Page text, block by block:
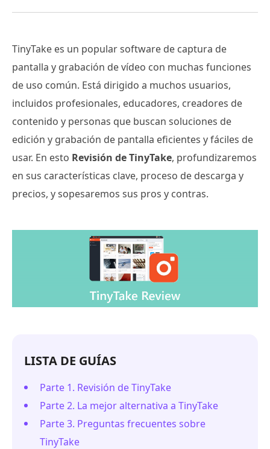
TinyTake es un popular software de captura de
pantalla y grabación de vídeo con muchas funciones
de uso común. Está dirigido a muchos usuarios,
incluidos profesionales, educadores, creadores de
contenido y personas que buscan soluciones de
edición y grabación de pantalla eficientes y fáciles de
usar. En esto Revisión de TinyTake, profundizaremos
en sus características clave, proceso de descarga y
precios, y sopesaremos sus pros y contras.
LISTA DE GUÍAS
Parte 1. Revisión de TinyTake
Parte 2. La mejor alternativa a TinyTake
Parte 3. Preguntas frecuentes sobre
TinyTake